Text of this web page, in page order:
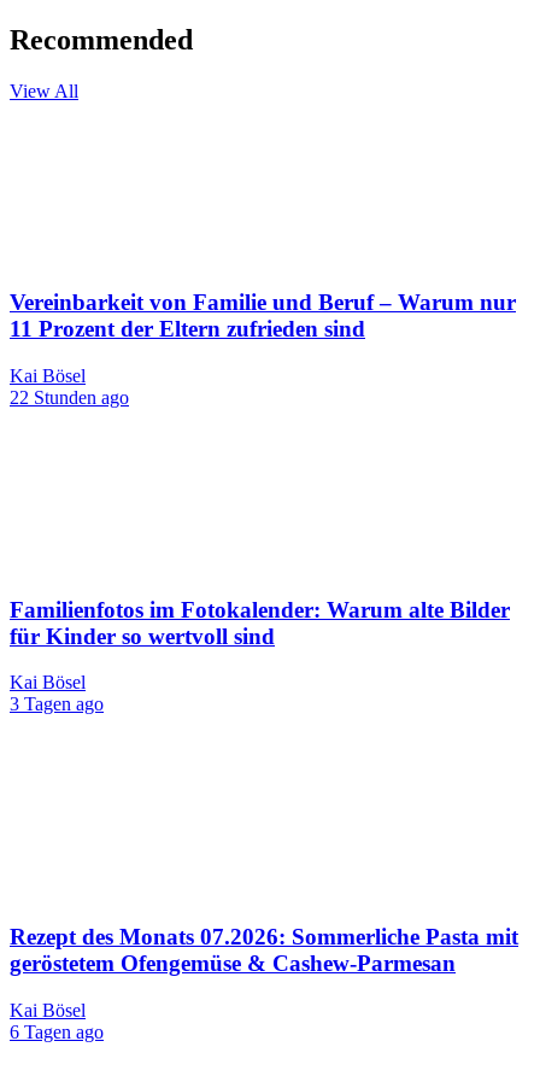
Recommended
View All
Vereinbarkeit von Familie und Beruf – Warum nur
11 Prozent der Eltern zufrieden sind
Kai Bösel
22 Stunden ago
Familienfotos im Fotokalender: Warum alte Bilder
für Kinder so wertvoll sind
Kai Bösel
3 Tagen ago
Rezept des Monats 07.2026: Sommerliche Pasta mit
geröstetem Ofengemüse & Cashew-Parmesan
Kai Bösel
6 Tagen ago